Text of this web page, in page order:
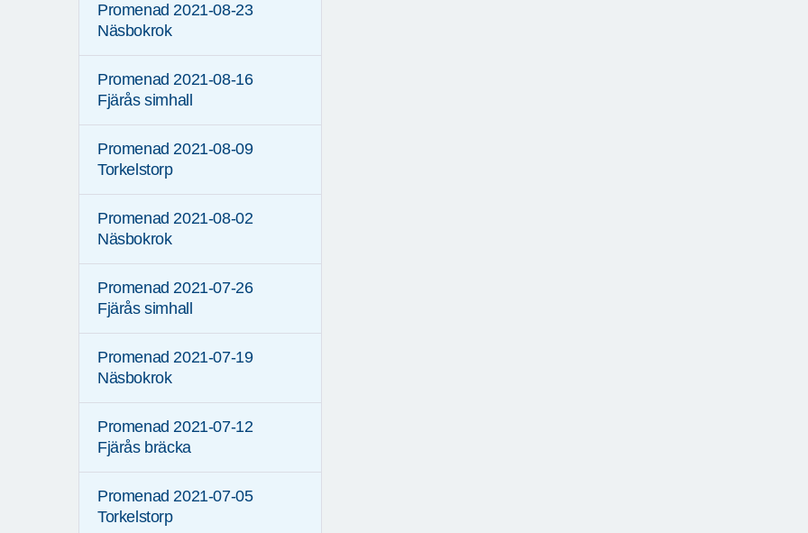
Promenad 2021-08-23
Näsbokrok
Promenad 2021-08-16
Fjärås simhall
Promenad 2021-08-09
Torkelstorp
Promenad 2021-08-02
Näsbokrok
Promenad 2021-07-26
Fjärås simhall
Promenad 2021-07-19
Näsbokrok
Promenad 2021-07-12
Fjärås bräcka
Promenad 2021-07-05
Torkelstorp